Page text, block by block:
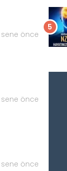
sene önce
sene önce
sene önce